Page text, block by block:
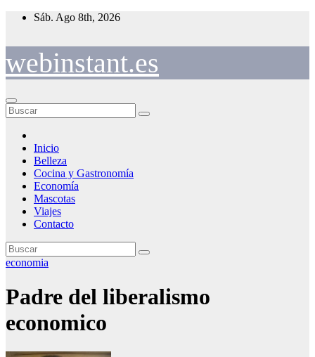
Saltar
Sáb. Ago 8th, 2026
webinstant.es
Inicio
Belleza
Cocina y Gastronomía
Economía
Mascotas
Viajes
Contacto
economia
Padre del liberalismo
economico